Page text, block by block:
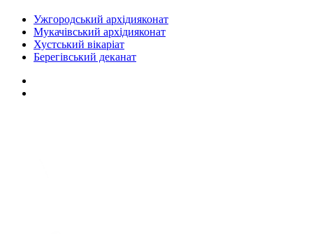
Ужгородський архідияконат
Мукачівський архідияконат
Хустський вікаріат
Берегівський деканат